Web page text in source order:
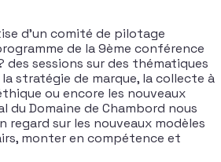
d’un comité de pilotage
de la 9ème conférence
sessions sur des thématiques
stratégie de marque, la collecte à
ou encore les nouveaux
du Domaine de Chambord nous
regard sur les nouveaux modèles
monter en compétence et